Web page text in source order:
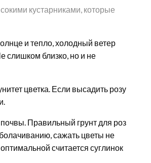
кустарниками, которые
и тепло, холодный ветер
слишком близко, но и не
цветка. Если высадить розу
Правильный грунт для роз
сажать цветы не
считается суглинок